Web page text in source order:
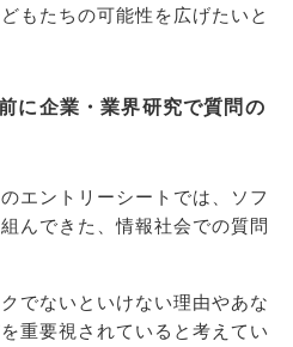
もたちの可能性を広げたいと
に企業・業界研究で質問の
エントリーシートでは、ソフ
んできた、情報社会での質問
でないといけない理由やあな
重要視されていると考えてい